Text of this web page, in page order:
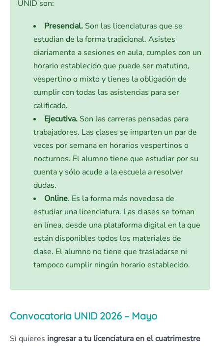
UNID son:
Presencial. Son las licenciaturas que se
estudian de la forma tradicional. Asistes
diariamente a sesiones en aula, cumples con un
horario establecido que puede ser matutino,
vespertino o mixto y tienes la obligación de
cumplir con todas las asistencias para ser
calificado.
Ejecutiva. Son las carreras pensadas para
trabajadores. Las clases se imparten un par de
veces por semana en horarios vespertinos o
nocturnos. El alumno tiene que estudiar por su
cuenta y sólo acude a la escuela a resolver
dudas.
Online. Es la forma más novedosa de
estudiar una licenciatura. Las clases se toman
en línea, desde una plataforma digital en la que
están disponibles todos los materiales de
clase. El alumno no tiene que trasladarse ni
tampoco cumplir ningún horario establecido.
Convocatoria UNID 2026 – Mayo
Si quieres ingresar a tu licenciatura en el cuatrimestre